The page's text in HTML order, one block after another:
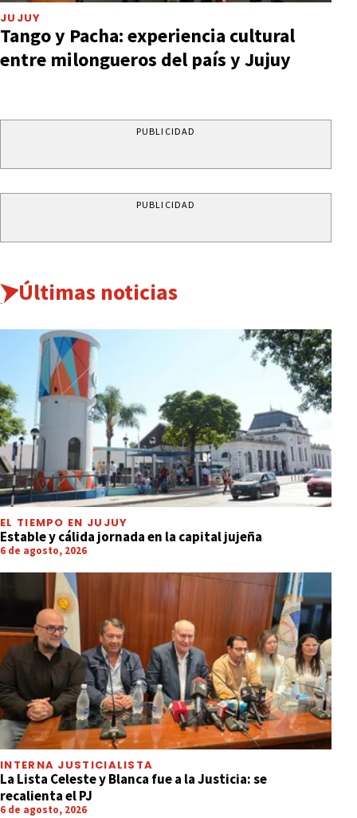
JUJUY
Tango y Pacha: experiencia cultural
entre milongueros del país y Jujuy
PUBLICIDAD
PUBLICIDAD
Últimas noticias
EL TIEMPO EN JUJUY
Estable y cálida jornada en la capital jujeña
6 de agosto, 2026
INTERNA JUSTICIALISTA
La Lista Celeste y Blanca fue a la Justicia: se
recalienta el PJ
6 de agosto, 2026